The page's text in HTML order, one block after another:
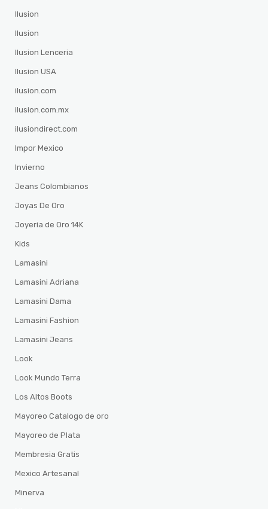
Ilusion
Ilusion
Ilusion Lenceria
Ilusion USA
ilusion.com
ilusion.com.mx
ilusiondirect.com
Impor Mexico
Invierno
Jeans Colombianos
Joyas De Oro
Joyeria de Oro 14K
Kids
Lamasini
Lamasini Adriana
Lamasini Dama
Lamasini Fashion
Lamasini Jeans
Look
Look Mundo Terra
Los Altos Boots
Mayoreo Catalogo de oro
Mayoreo de Plata
Membresia Gratis
Mexico Artesanal
Minerva